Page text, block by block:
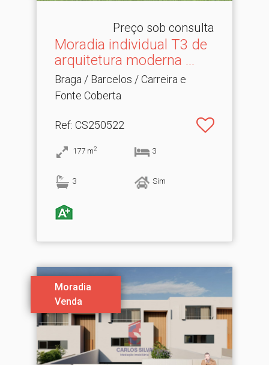
Preço sob consulta
Moradia individual T3 de
arquitetura moderna .​..
Braga / Barcelos / Carreira e
Fonte Coberta
Ref: CS250522
177 m2 3
3 Sim
Moradia
Venda